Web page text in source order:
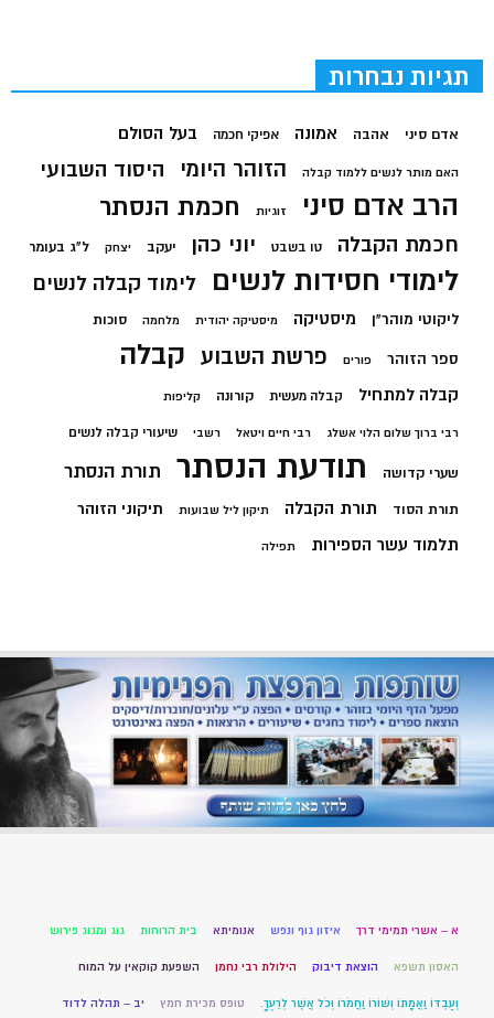
תגיות נבחרות
אדם סיני אהבה אמונה אפיקי חכמה בעל הסולם
האם מותר לנשים ללמוד קבלה הזוהר היומי היסוד השבועי
הרב אדם סיני זוגיות חכמת הנסתר
חכמת הקבלה טו בשבט יוני כהן יעקב יצחק ל"ג בעומר
לימודי חסידות לנשים לימוד קבלה לנשים
ליקוטי מוהר"ן מיסטיקה מיסטיקה יהודית מלחמה סוכות
ספר הזוהר פורים פרשת השבוע קבלה
קבלה למתחיל קבלה מעשית קורונה קליפות
רבי ברוך שלום הלוי אשלג רבי חיים ויטאל רשבי שיעורי קבלה לנשים
שערי קדושה תודעת הנסתר תורת הנסתר
תורת הסוד תורת הקבלה תיקון ליל שבועות תיקוני הזוהר
תלמוד עשר הספירות תפילה
א – אשרי תמימי דרך איזון גוף ונפש אנומיתא בית הרוחות גוג ומגוג פירוש
האסון תשפא הוצאת דיבוק הילולת רבי נחמן השפעת קוקאין על המוח
וְעַבְדּוֹ וַאֲמָתוֹ וְשׁוֹרוֹ וַחֲמֹרוֹ וְכֹל אֲשֶׁר לְרֵעֶךָ. טופס מכירת חמץ יב – תהלה לדוד